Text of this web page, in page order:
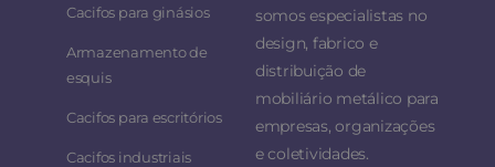
Cacifos para ginásios
Armazenamento de
esquis
Cacifos para escritórios
Cacifos industriais
somos especialistas no
design, fabrico e
distribuição de
mobiliário metálico para
empresas, organizações
e coletividades.